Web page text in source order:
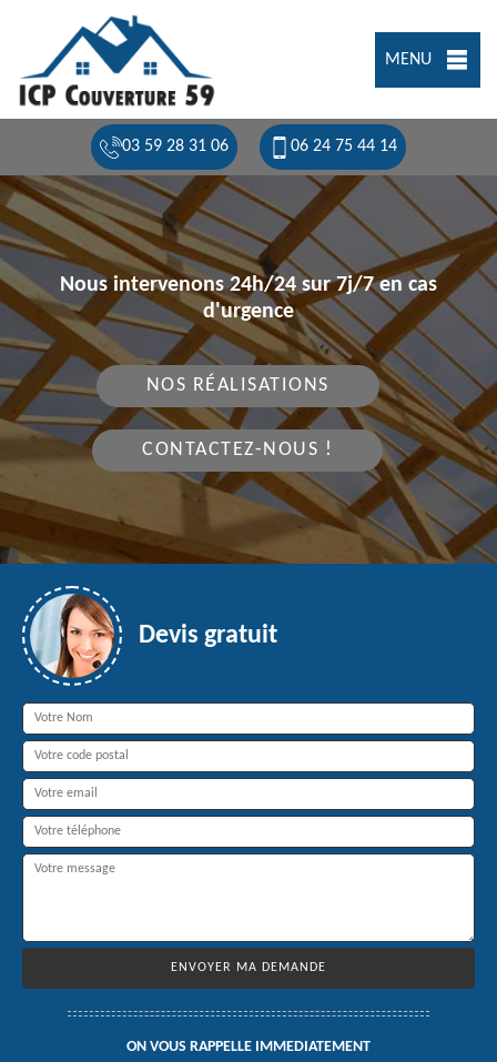
MENU
03 59 28 31 06 06 24 75 44 14
Nous intervenons 24h/24 sur 7j/7 en cas
d'urgence
NOS RÉALISATIONS
CONTACTEZ-NOUS !
Devis gratuit
ON VOUS RAPPELLE IMMEDIATEMENT